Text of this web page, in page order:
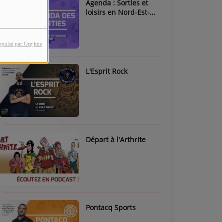
par Orejime
Agenda : Sorties et
loisirs en Nord-Est-
L'Esprit Rock
Départ à l'Arthrite
Pontacq Sports